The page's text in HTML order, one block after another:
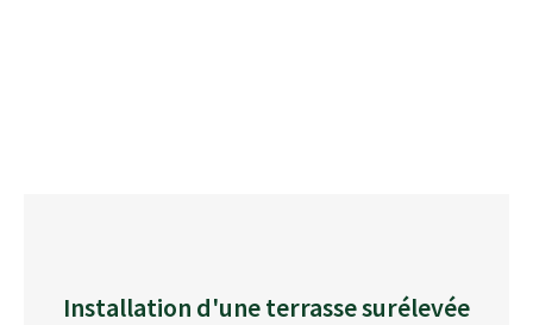
Installation d'une terrasse surélevée